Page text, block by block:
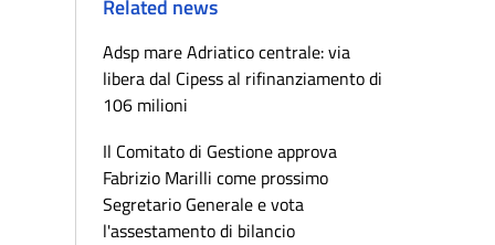
Related news
Adsp mare Adriatico centrale: via
libera dal Cipess al rifinanziamento di
106 milioni
Il Comitato di Gestione approva
Fabrizio Marilli come prossimo
Segretario Generale e vota
l'assestamento di bilancio